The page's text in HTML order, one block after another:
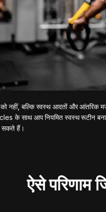
नहीं, बल्कि स्वस्थ आदतों और आंतरिक
के साथ आप नियमित स्वस्थ रूटीन
सकते हैं।
ऐसे परिणाम